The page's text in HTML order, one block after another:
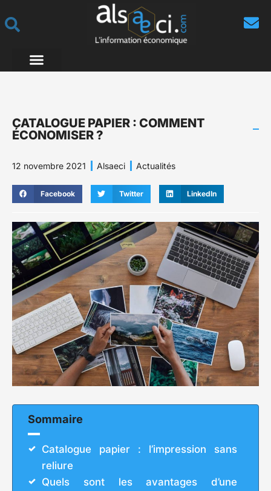
CATALOGUE PAPIER : COMMENT
ÉCONOMISER ?
12 novembre 2021 Alsaeci Actualités
Facebook Twitter LinkedIn
Sommaire
Catalogue papier : l’impression sans
reliure
Quels sont les avantages d’une